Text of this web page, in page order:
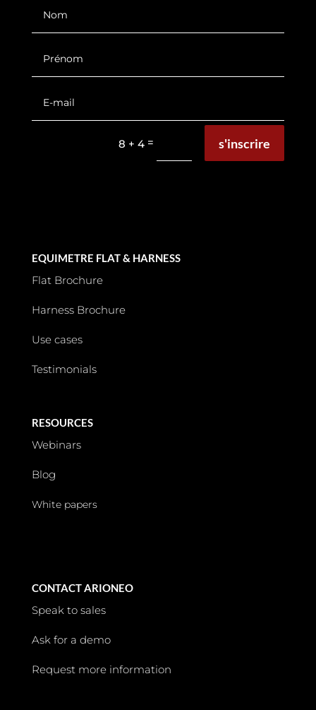
8 + 4 = s'inscrire
EQUIMETRE FLAT & HARNESS
Flat Brochure
Harness Brochure
Use cases
Testimonials
RESOURCES
Webinars
Blog
White papers
CONTACT ARIONEO
Speak to sales
Ask for a demo
Request more information